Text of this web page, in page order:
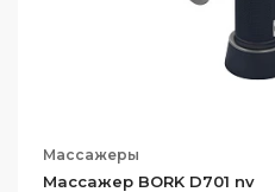
Массажеры
Массажер BORK D701 nv